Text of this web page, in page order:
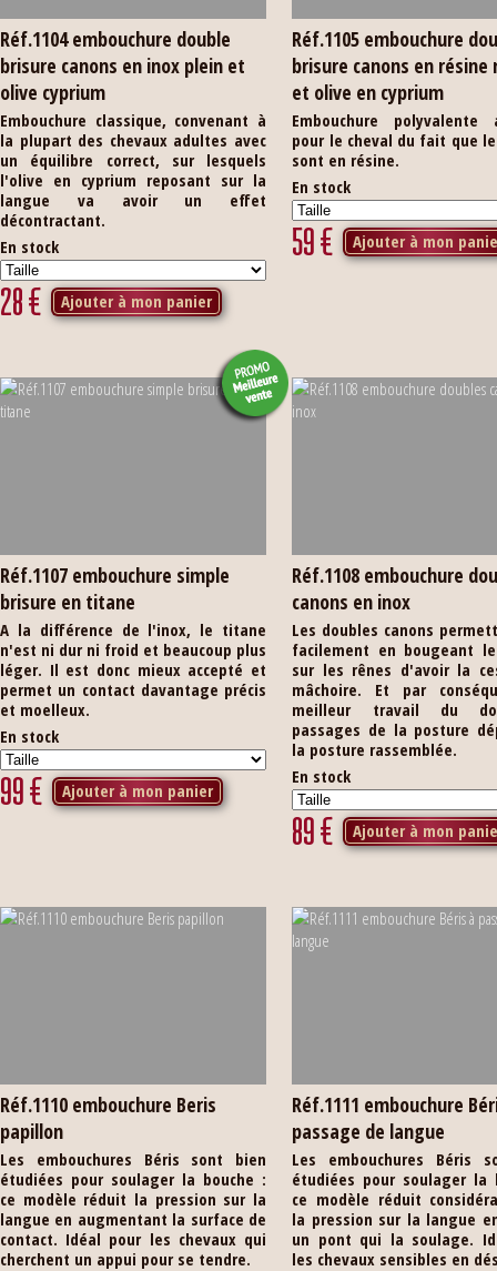
Réf.1104 embouchure double
brisure canons en inox plein et
olive cyprium
Embouchure classique, convenant à
la plupart des chevaux adultes avec
un équilibre correct, sur lesquels
l'olive en cyprium reposant sur la
langue va avoir un effet
décontractant.
En stock
28€ Ajouter à mon panier
Réf.1105 embouchure
brisure canons en résine
et olive en cyprium
Embouchure polyvalente
pour le cheval du fait que
sont en résine.
En stock
59€ Ajouter à mon
Réf.1107 embouchure simple
brisure en titane
A la différence de l'inox, le titane
n'est ni dur ni froid et beaucoup plus
léger. Il est donc mieux accepté et
permet un contact davantage précis
et moelleux.
En stock
99€ Ajouter à mon panier
Réf.1108 embouchure
canons en inox
Les doubles canons
facilement en bougeant
sur les rênes d'avoir la
mâchoire. Et par
meilleur travail du
passages de la posture
la posture rassemblée.
En stock
89€ Ajouter à mon
Réf.1110 embouchure Beris
papillon
Les embouchures Béris sont bien
étudiées pour soulager la bouche :
ce modèle réduit la pression sur la
langue en augmentant la surface de
contact. Idéal pour les chevaux qui
cherchent un appui pour se tendre.
Réf.1111 embouchure
passage de langue
Les embouchures Béris
étudiées pour soulager la
ce modèle réduit
la pression sur la langue
un pont qui la soulage.
les chevaux sensibles en